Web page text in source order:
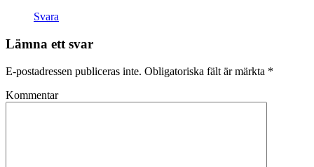
Svara
Lämna ett svar
E-postadressen publiceras inte. Obligatoriska fält är märkta *
Kommentar